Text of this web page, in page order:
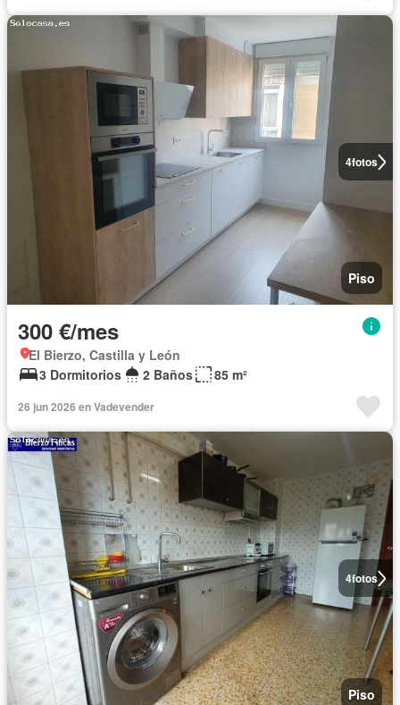
4fotos
Piso
300 €/mes
El Bierzo, Castilla y León
3 Dormitorios
2 Baños 85 m²
26 jun 2026 en Vadevender
4fotos
Piso